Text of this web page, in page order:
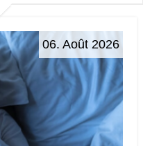
06. Août 2026